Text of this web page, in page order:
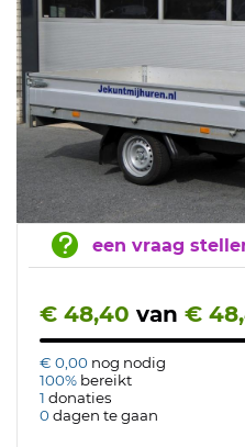
een vraag
€ 48,40 van €
€ 0,00 nog nodig
100% bereikt
1 donaties
0dagen te gaan